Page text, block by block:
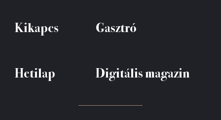
Kikapcs Gasztró
Hetilap Digitális magazin